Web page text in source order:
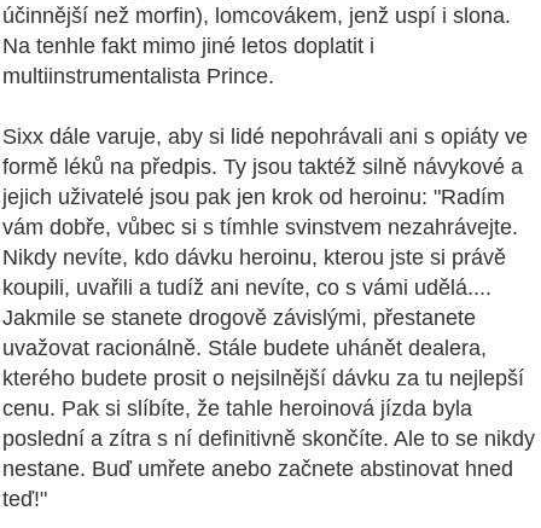
účinnější než morfin), lomcovákem, jenž uspí i slona.
Na tenhle fakt mimo jiné letos doplatit i
multiinstrumentalista Prince.
Sixx dále varuje, aby si lidé nepohrávali ani s opiáty ve
formě léků na předpis. Ty jsou taktéž silně návykové a
jejich uživatelé jsou pak jen krok od heroinu: "Radím
vám dobře, vůbec si s tímhle svinstvem nezahrávejte.
Nikdy nevíte, kdo dávku heroinu, kterou jste si právě
koupili, uvařili a tudíž ani nevíte, co s vámi udělá....
Jakmile se stanete drogově závislými, přestanete
uvažovat racionálně. Stále budete uhánět dealera,
kterého budete prosit o nejsilnější dávku za tu nejlepší
cenu. Pak si slíbíte, že tahle heroinová jízda byla
poslední a zítra s ní definitivně skončíte. Ale to se nikdy
nestane. Buď umřete anebo začnete abstinovat hned
teď!"